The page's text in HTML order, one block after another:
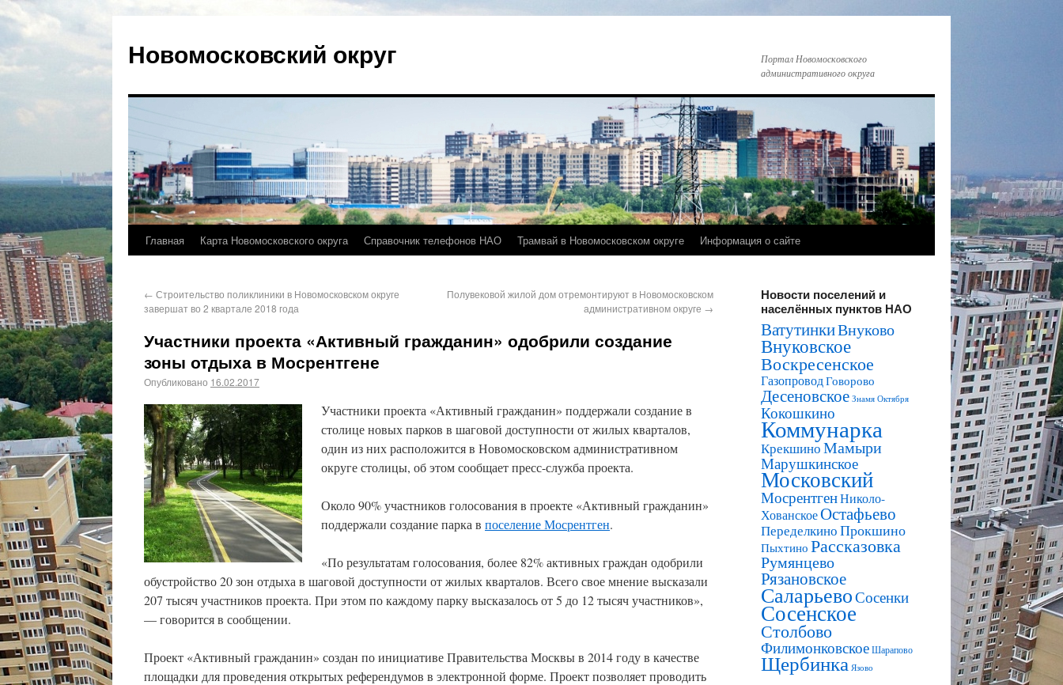
Новомосковский округ
Портал Новомосковского
административного округа
Главная Карта Новомосковского округа Справочник телефонов НАО Трамвай в Новомосковском округе Информация о сайте
← Строительство поликлиники в Новомосковском округе
завершат во 2 квартале 2018 года
Полувековой жилой дом отремонтируют в Новомосковском
административном округе →
Участники проекта «Активный гражданин» одобрили создание
зоны отдыха в Мосрентгене
Опубликовано 16.02.2017
Участники проекта «Активный гражданин» поддержали создание в
столице новых парков в шаговой доступности от жилых кварталов,
один из них расположится в Новомосковском административном
округе столицы, об этом сообщает пресс-служба проекта.
Около 90% участников голосования в проекте «Активный гражданин»
поддержали создание парка в поселение Мосрентген.
«По результатам голосования, более 82% активных граждан одобрили
обустройство 20 зон отдыха в шаговой доступности от жилых кварталов. Всего свое мнение высказали
207 тысяч участников проекта. При этом по каждому парку высказалось от 5 до 12 тысяч участников»,
— говорится в сообщении.
Проект «Активный гражданин» создан по инициативе Правительства Москвы в 2014 году в качестве
площадки для проведения открытых референдумов в электронной форме. Проект позволяет проводить
Новости поселений и
населённых пунктов НАО
ВатутинкиВнуково
Внуковское
Воскресенское
ГазопроводГоворово
Десеновское Знамя Октября
Кокошкино
Коммунарка
КрекшиноМамыри
Марушкинское
Московский
МосрентгенНиколо-
ХованскоеОстафьево
ПеределкиноПрокшино
Пыхтино Рассказовка
Румянцево
Рязановское
СаларьевоСосенки
Сосенское
Столбово
ФилимонковскоеШарапово
Щербинка Язово